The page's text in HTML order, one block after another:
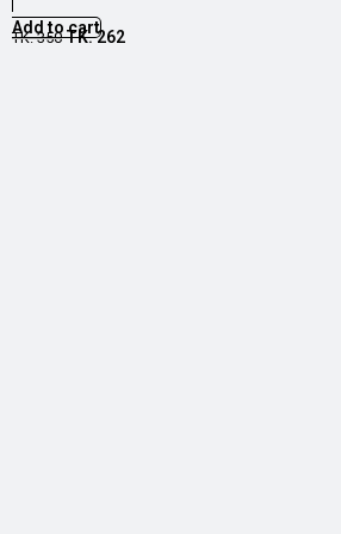
Add to cart
TK.350 TK.262